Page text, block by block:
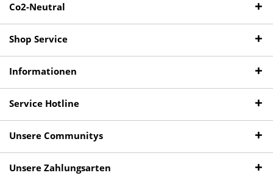
Co2-Neutral
Shop Service
Informationen
Service Hotline
Unsere Communitys
Unsere Zahlungsarten